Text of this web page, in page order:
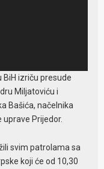
BiH izriču presude
Miljatoviću i
Bašića, načelnika
Prijedor.
svim patrolama sa
koji će od 10,30